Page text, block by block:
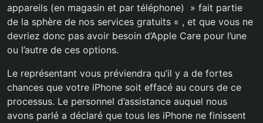
appareils (en magasin et par téléphone) » fait partie
de la sphère de nos services gratuits « , et que vous ne
devriez donc pas avoir besoin d’Apple Care pour l’une
ou l’autre de ces options.
Le représentant vous préviendra qu’il y a de fortes
chances que votre iPhone soit effacé au cours de ce
processus. Le personnel d’assistance auquel nous
avons parlé a déclaré que tous les iPhone ne finissent